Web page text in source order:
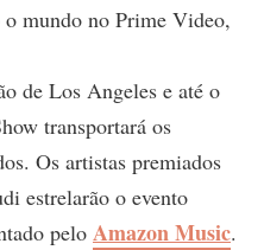
mundo no Prime Video,
de Los Angeles e até o
transportará os
Os artistas premiados
estrelarão o evento
pelo Amazon Music.